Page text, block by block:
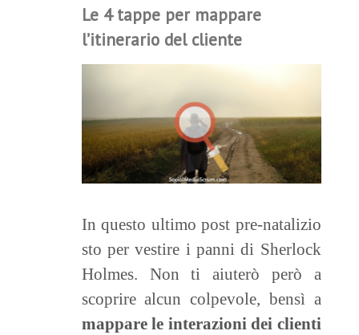
Le 4 tappe per mappare
l’itinerario del cliente
In questo ultimo post pre-natalizio
sto per vestire i panni di Sherlock
Holmes. Non ti aiuterò però a
scoprire alcun colpevole, bensì a
mappare le interazioni dei clienti